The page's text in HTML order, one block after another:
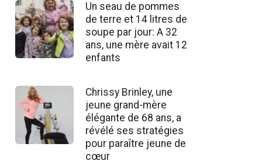
Un seau de pommes
de terre et 14 litres de
soupe par jour: A 32
ans, une mère avait 12
enfants
Chrissy Brinley, une
jeune grand-mère
élégante de 68 ans, a
révélé ses stratégies
pour paraître jeune de
cœur